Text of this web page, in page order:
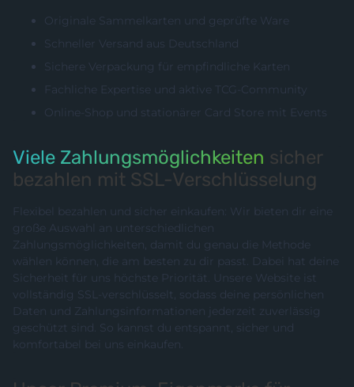
Originale Sammelkarten und geprüfte Ware
Schneller Versand aus Deutschland
Sichere Verpackung für empfindliche Karten
Fachliche Expertise und aktive TCG-Community
Online-Shop und stationärer Card Store mit Events
Viele Zahlungsmöglichkeiten sicher
bezahlen mit SSL-Verschlüsselung
Flexibel bezahlen und sicher einkaufen: Wir bieten dir eine
große Auswahl an unterschiedlichen
Zahlungsmöglichkeiten, damit du genau die Methode
wählen können, die am besten zu dir passt. Dabei hat deine
Sicherheit für uns höchste Priorität. Unsere Website ist
vollständig SSL-verschlüsselt, sodass deine persönlichen
Daten und Zahlungsinformationen jederzeit zuverlässig
geschützt sind. So kannst du entspannt, sicher und
komfortabel bei uns einkaufen.